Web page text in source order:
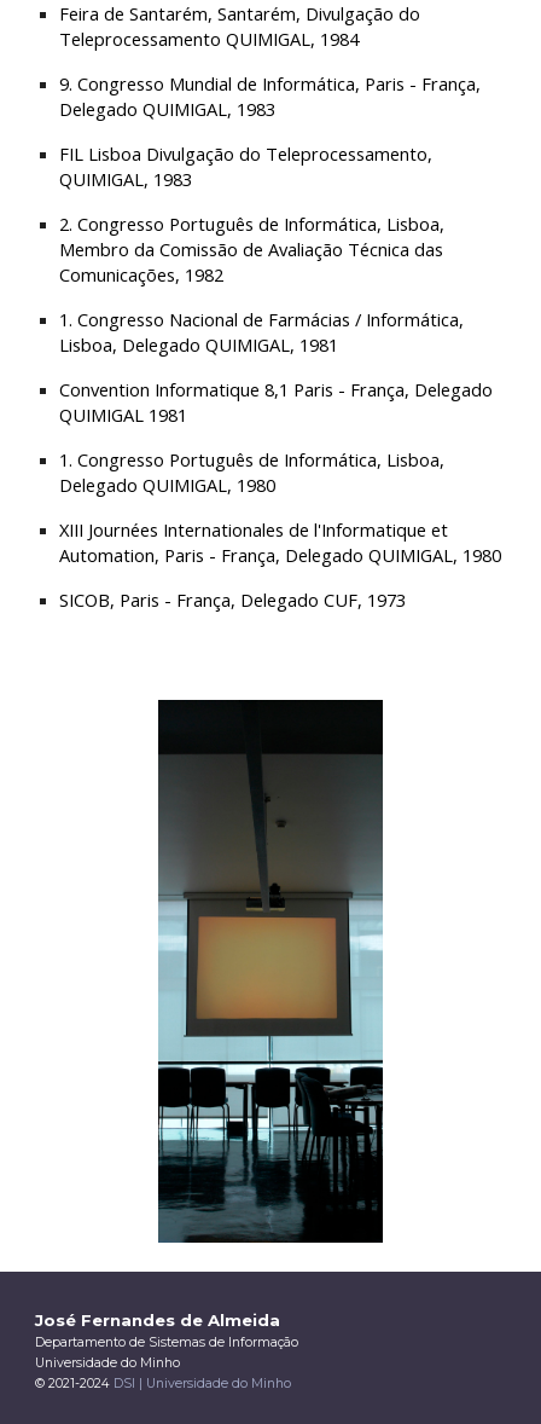
Feira de Santarém, Santarém, Divulgação do
Teleprocessamento QUIMIGAL, 1984
9. Congresso Mundial de Informática, Paris - França,
Delegado QUIMIGAL, 1983
FIL Lisboa Divulgação do Teleprocessamento,
QUIMIGAL, 1983
2. Congresso Português de Informática, Lisboa,
Membro da Comissão de Avaliação Técnica das
Comunicações, 1982
1. Congresso Nacional de Farmácias / Informática,
Lisboa, Delegado QUIMIGAL, 1981
Convention Informatique 8,1 Paris - França, Delegado
QUIMIGAL 1981
1. Congresso Português de Informática, Lisboa,
Delegado QUIMIGAL, 1980
XIII Journées Internationales de l'Informatique et
Automation, Paris - França, Delegado QUIMIGAL, 1980
SICOB, Paris - França, Delegado CUF, 1973
José Fernandes de Almeida
Departamento de Sistemas de Informação
Universidade do Minho
© 2021-2024 DSI | Universidade do Minho